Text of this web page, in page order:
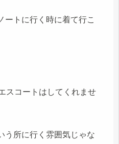
ートに行く時に着て行こ
スコートはしてくれませ
う所に行く雰囲気じゃな